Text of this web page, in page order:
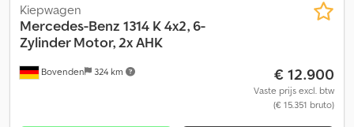
Bovenden 324 km
Kiepwagen
Mercedes-Benz 1314 K 4x2, 6-
Zylinder Motor, 2x AHK
€ 12.900
Vaste prijs excl. btw
(€ 15.351 bruto)